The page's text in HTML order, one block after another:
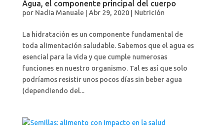
Agua, el componente principal del cuerpo
por Nadia Manuale| Abr 29, 2020| Nutrición
La hidratación es un componente fundamental de
toda alimentación saludable. Sabemos que el agua es
esencial para la vida y que cumple numerosas
funciones en nuestro organismo. Tal es así que solo
podríamos resistir unos pocos días sin beber agua
(dependiendo del...